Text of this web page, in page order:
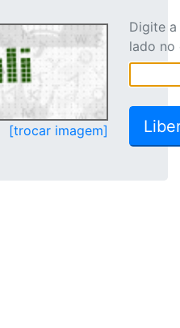
[trocar imagem]
Digite
lado no